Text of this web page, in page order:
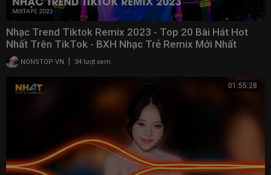
Nhạc Trend Tiktok Remix 2023 - Top 20 Bài Hát Hot
Nhất Trên TikTok - BXH Nhạc Trẻ Remix Mới Nhất
NONSTOP VN 34 lượt xem
01:55:28